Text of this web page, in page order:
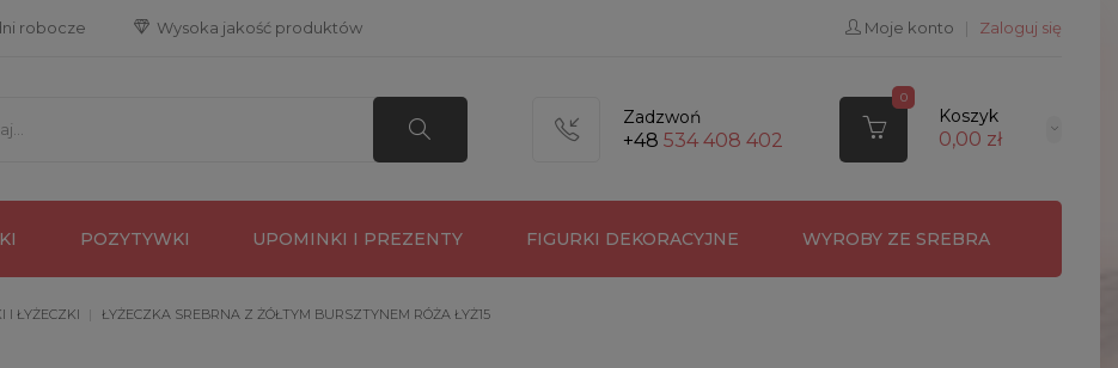
robocze  Wysoka jakość produktów Moje konto Zaloguj się
Zadzwoń
+48 534 408 402
0
Koszyk
0,00 zł
POZYTYWKI UPOMINKI I PREZENTY FIGURKI DEKORACYJNE WYROBY ZE SREBRA
I ŁYŻECZKI ŁYŻECZKA SREBRNA Z ŻÓŁTYM BURSZTYNEM RÓŻA ŁYŻ15